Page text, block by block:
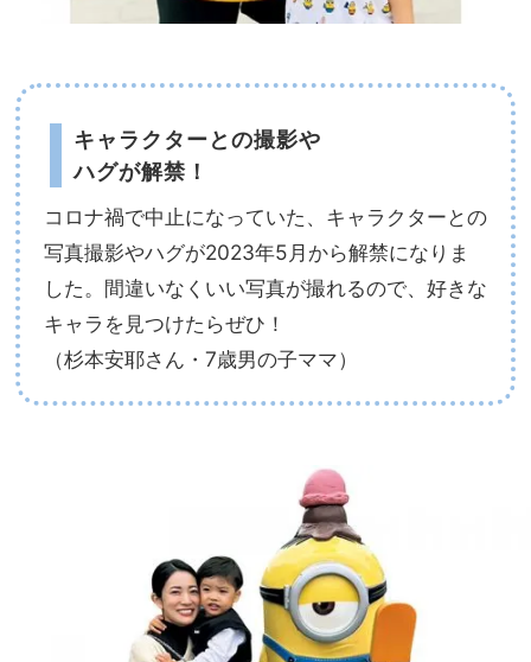
キャラクターとの撮影や
ハグが解禁！
コロナ禍で中止になっていた、キャラクターとの
写真撮影やハグが2023年5月から解禁になりま
した。間違いなくいい写真が撮れるので、好きな
キャラを見つけたらぜひ！
（杉本安耶さん・7歳男の子ママ）